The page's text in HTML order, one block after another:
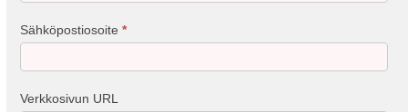
Sähköpostiosoite*
Verkkosivun URL